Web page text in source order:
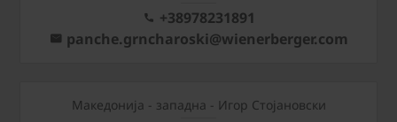
+38978231891
panche.grncharoski@wienerberger.com
Mакедонија - западна - Игор Стојановски